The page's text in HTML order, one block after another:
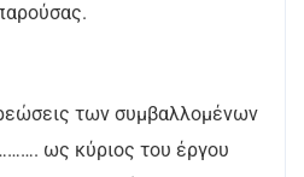
των συμβαλλομένων
ως κύριος του έργου